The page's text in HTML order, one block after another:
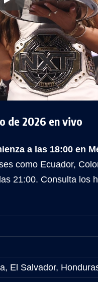
de 2026 en vivo
a las 18:00 en
como Ecuador,
21:00. Consulta los
El Salvador,